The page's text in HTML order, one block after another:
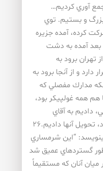
آوري كرديم…
و بستيم. توي
كرده، آمده جزيره
بعد آمده به دشت
تهران برود به
دارد و از آنجا برود به
مدارك مفصلي كه
هم همه غولپيكر بود،
داديم به آقاي
تحويل آنها داديم.۲۶
“اين شرمساري
گستردهاي عميق شد
آنان كه مستقيماً